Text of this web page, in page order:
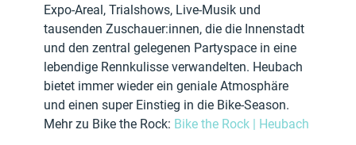
Expo-Areal, Trialshows, Live-Musik und
tausenden Zuschauer:innen, die die Innenstadt
und den zentral gelegenen Partyspace in eine
lebendige Rennkulisse verwandelten. Heubach
bietet immer wieder ein geniale Atmosphäre
und einen super Einstieg in die Bike-Season.
Mehr zu Bike the Rock: Bike the Rock | Heubach